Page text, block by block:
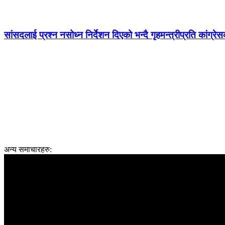
सांसदलाई प्रश्न नसोध्न निर्देशन दिएको भन्दै गृहमन्त्रीप्रति
अन्य समाचारहरु: